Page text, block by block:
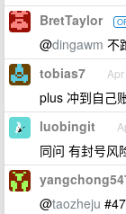
BretTaylor
@dingawm 不
tobias7
plus 冲到自己
luobingit
同问 有封号风
@taozheju